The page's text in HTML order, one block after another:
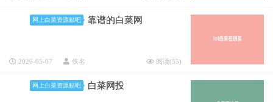
网上白菜资源贴吧 靠谱的白菜网
2026-05-07 佚名 阅读(55)
网上白菜资源贴吧 白菜网投